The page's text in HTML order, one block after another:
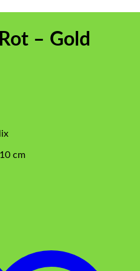
– Gold
cm